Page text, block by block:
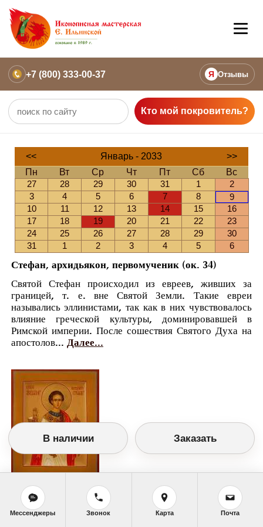
+7 (800) 333-00-37 Я Отзывы
Кто мой покровитель?
<< Январь - 2033
>>
Пн
Вт Ср Чт Пт Сб
Вс
27
28 29 30 31 1
2
3
4 5 6 7 8
9
10
11 12 13 14 15
16
17
18 19 20 21 22
23
24
25 26 27 28 29
30
31
1 2 3 4 5 6
Стефан, архидьякон, первомученик (ок. 34)
Святой Стефан происходил из евреев, живших за
границей, т. е. вне Святой Земли. Такие евреи
назывались эллинистами, так как в них чувствовалось
влияние греческой культуры, доминировавшей в
Римской империи. После сошествия Святого Духа на
апостолов... Далее...
Православный календарь
<<Воскресенье, 9 Января (27 Декабря по
старому стилю)>>
В наличии Заказать
Мессенджеры Звонок Карта Почта